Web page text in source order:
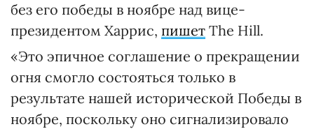
без его победы в ноябре над вице-
президентом Харрис, пишет The Hill.
«Это эпичное соглашение о прекращении
огня смогло состояться только в
результате нашей исторической Победы в
ноябре, поскольку оно сигнализировало